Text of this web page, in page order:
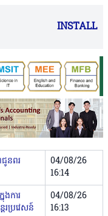
INSTALL
នពរ
04/08/26
16:14
ងការ
រប្រវេសន៍
04/08/26
16:13